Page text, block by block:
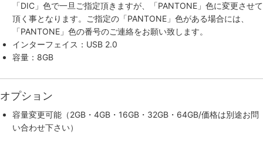
「DIC」色で一旦ご指定頂きますが、「PANTONE」色に変更させて
頂く事となります。ご指定の「PANTONE」色がある場合には、
「PANTONE」色の番号のご連絡をお願い致します。
インターフェイス：USB 2.0
容量：8GB
オプション
容量変更可能（2GB・4GB・16GB・32GB・64GB/価格は別途お問
い合わせ下さい）